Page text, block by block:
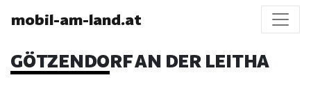
mobil-am-land.at
GÖTZENDORF AN DER LEITHA